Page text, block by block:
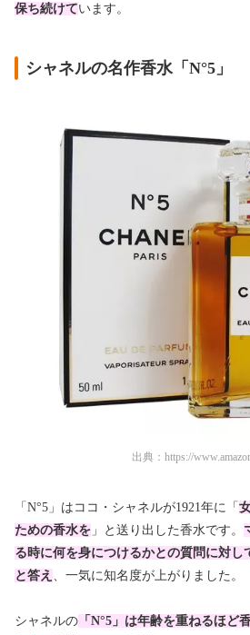
保ち続けています。
シャネルの名作香水「N°5」
出典： https://
「N°5」はココ・シャネルが1921年に「
ための香水を 」と送り出した香水です。
る時に何を身につけるかとの質問に対し
と答え
、一気に知名度が上がりました。
シャネルの 「N°5」は年齢を重ねるほど